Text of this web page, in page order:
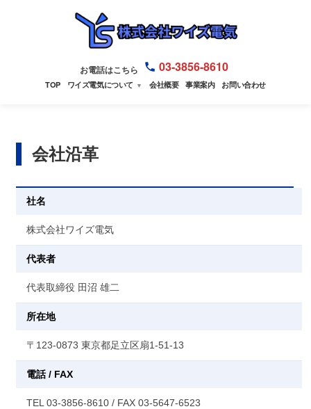
お電話はこちら 03-3856-8610
TOP ワイズ電気について ▼ 会社概要 事業案内 お問い合わせ
会社沿革
社名
株式会社ワイズ電気
代表者
代表取締役 田沼 雄二
所在地
〒123-0873 東京都足立区扇1-51-13
電話 / FAX
TEL 03-3856-8610 / FAX 03-5647-6523